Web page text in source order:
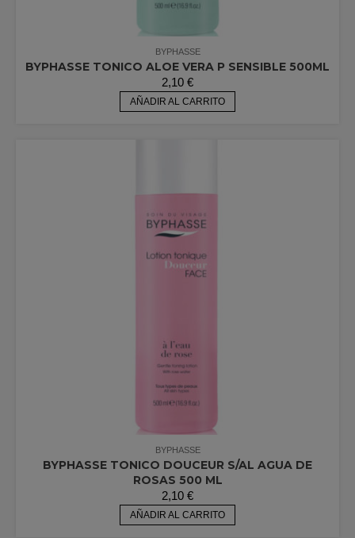
BYPHASSE
BYPHASSE TONICO ALOE VERA P SENSIBLE 500ML
2,10 €
AÑADIR AL CARRITO
BYPHASSE
BYPHASSE TONICO DOUCEUR S/AL AGUA DE
ROSAS 500 ML
2,10 €
AÑADIR AL CARRITO